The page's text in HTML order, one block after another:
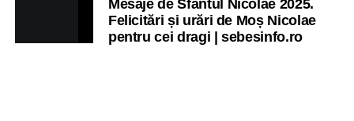
Mesaje de Sfântul Nicolae 2025.
Felicitări și urări de Moș Nicolae
pentru cei dragi | sebesinfo.ro